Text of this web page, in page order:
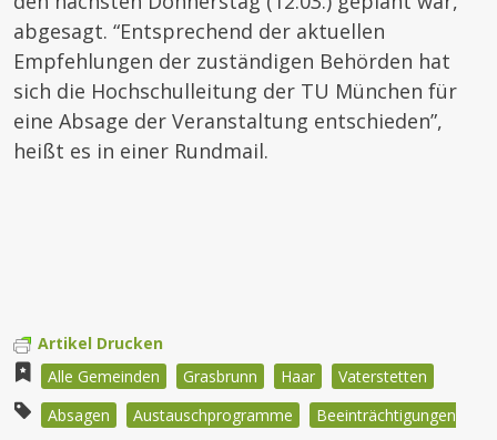
abgesagt. “Entsprechend der aktuellen
Empfehlungen der zuständigen Behörden hat
sich die Hochschulleitung der TU München für
eine Absage der Veranstaltung entschieden”,
heißt es in einer Rundmail.
Artikel Drucken
Alle Gemeinden
Grasbrunn Haar
Vaterstetten
Absagen
Austauschprogramme
Beeinträchtigungen